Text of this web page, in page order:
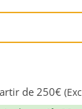
de 250€